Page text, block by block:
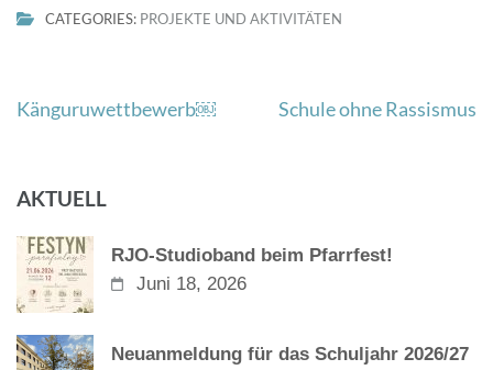
CATEGORIES: PROJEKTE UND AKTIVITÄTEN
Beitragsnavigation
Känguruwettbewerb￼ Schule ohne Rassismus
AKTUELL
RJO-Studioband beim Pfarrfest!
Juni 18, 2026
Neuanmeldung für das Schuljahr 2026/27